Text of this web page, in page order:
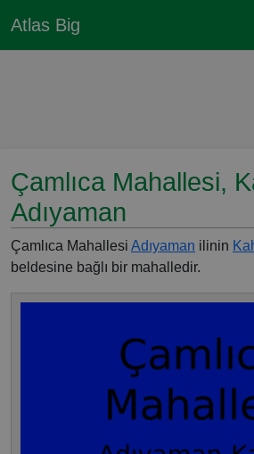
Atlas Big
Çamlıca Mahallesi,
Adıyaman
Çamlıca Mahallesi Adıyaman ilinin
beldesine bağlı bir mahalledir.